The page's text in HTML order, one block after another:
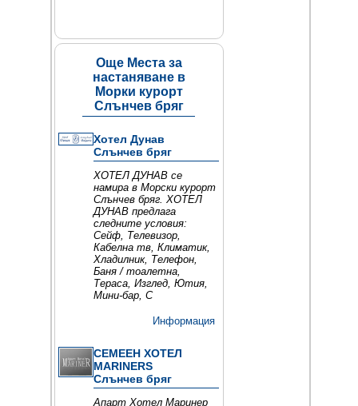
Още Места за
настаняване в
Морки курорт
Слънчев бряг
Хотел Дунав
Слънчев бряг
ХОТЕЛ ДУНАВ се
намира в Морски курорт
Слънчев бряг. ХОТЕЛ
ДУНАВ предлага
следните условия:
Сейф, Телевизор,
Кабелна тв, Климатик,
Хладилник, Телефон,
Баня / тоалетна,
Тераса, Изглед, Ютия,
Мини-бар, С
Информация
СЕМЕЕН ХОТЕЛ
MARINERS
Слънчев бряг
Апарт Хотел Маринер